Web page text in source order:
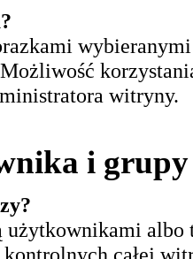
witryny.
i grupy
użytkownikami
całej